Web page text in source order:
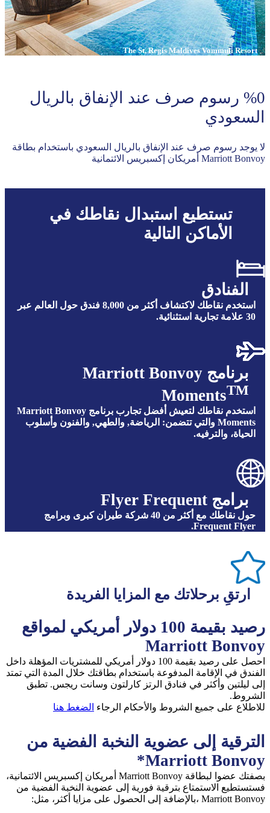
%0 رﺳﻮم ﺻﺮف ﻋﻨﺪ اﻹﻧﻔﺎق ﺑﺎﻟﺮﻳﺎل
اﻟﺴﻌﻮدي
ﻻ ﻳﻮﺟﺪ رﺳﻮم ﺻﺮف ﻋﻨﺪ اﻹﻧﻔﺎق ﺑﺎﻟﺮﻳﺎل اﻟﺴﻌﻮدي ﺑﺎﺳﺘﺨﺪام ﺑﻄﺎﻗﺔ
Marriott Bonvoy أﻣﺮﻳﻜﺎن إﻛﺴﺒﺮﻳﺲ اﻻﺋﺘﻤﺎﻧﻴﺔ
The St. Regis Maldives Vommuli Resort
ﺗﺴﺘﻄﻴﻊ اﺳﺘﺒﺪال ﻧﻘﺎﻃﻚ ﻓﻲ
اﻷﻣﺎﻛﻦ اﻟﺘﺎﻟﻴﺔ
اﻟﻔﻨﺎدق
استخدم نقاطك لاكتشاف أكثر من 8,000 فندق حول العالم عبر
30 علامة تجارية استثنائية.
ﺑﺮنامج Marriott Bonvoy
MomentsTM
اﺳﺘﺨﺪم ﻧﻘﺎﻃﻚ ﻟﺘﻌﻴﺶ أﻓﻀﻞ ﺗﺠﺎرب ﺑﺮﻧﺎﻣﺞ Marriott Bonvoy
Moments والتي تتضمن: الرياضة, والطهي, والفنون وأﺳﻠﻮب
اﻟﺤﻴﺎة، واﻟﺘﺮﻓﻴﻪ.
ﺑﺮاﻣﺞ Flyer Frequent
حول نقاطك مع أكثر من 40 ﺷﺮﻛﺔ ﻃﻴﺮان ﻛﺒﺮى وﺑﺮاﻣﺞ
Frequent Flyer.
ارتقِ برحلاتك مع المزايا الفريدة
رﺻﻴﺪ ﺑﻘﻴﻤﺔ 100 دوﻻر أﻣﺮﻳﻜﻲ ﻟﻤﻮاﻗﻊ
Marriott Bonvoy
اﺣﺼﻞ ﻋﻠﻰ رﺻﻴﺪ ﺑﻘﻴﻤﺔ 100 دوﻻر أﻣﺮﻳﻜﻲ ﻟﻠﻤﺸﺘﺮﻳﺎت اﻟﻤﺆﻫﻠﺔ داﺧﻞ
اﻟﻔﻨﺪق ﻓﻲ اﻹﻗﺎﻣﺔ اﻟﻤﺪﻓﻮﻋﺔ ﺑﺎﺳﺘﺨﺪام ﺑﻄﺎﻗﺘﻚ ﺧﻼل اﻟﻤﺪة اﻟﺘﻲ ﺗﻤﺘﺪ
إﻟﻰ ﻟﻴﻠﺘﻴﻦ وأﻛﺜﺮ ﻓﻲ ﻓﻨﺎدق اﻟﺮﺗﺰ ﻛﺎرﻟﺘﻮن وﺳﺎﻧﺖ رﻳﺠﺲ. ﺗﻄﺒﻖ
اﻟﺸﺮوط.
للاطلاع على جميع الشروط والأحكام الرجاءالضغط هنا
الترقية إلى عضوية النخبة الفضية من
Marriott Bonvoy*
بصفتك عضوا لبطاقة Marriott Bonvoy أمريكان إكسبريس الائتمانية،
فستستطيع الاستمتاع بترقية فورية إلى عضوية النخبة الفضية من
Marriott Bonvoy ،بالإضافة إلى الحصول على مزايا أكثر، مثل: